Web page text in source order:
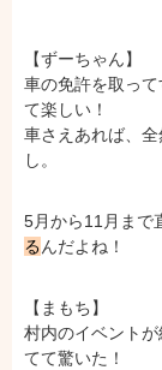
【ずーちゃん】
車の免許を取っ
て楽しい！
車さえあれば、
し。
5月から11月まで
るんだよね！
【まもち】
村内のイベント
てて驚いた！